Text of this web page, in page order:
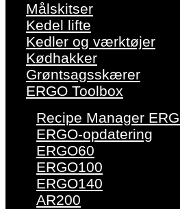
Målskitser
Kedel lifte
Kedler og værktøjer
Kødhakker
Grøntsagsskærer
ERGO Toolbox
Recipe Manager
ERGO-opdatering
ERGO60
ERGO100
ERGO140
AR200